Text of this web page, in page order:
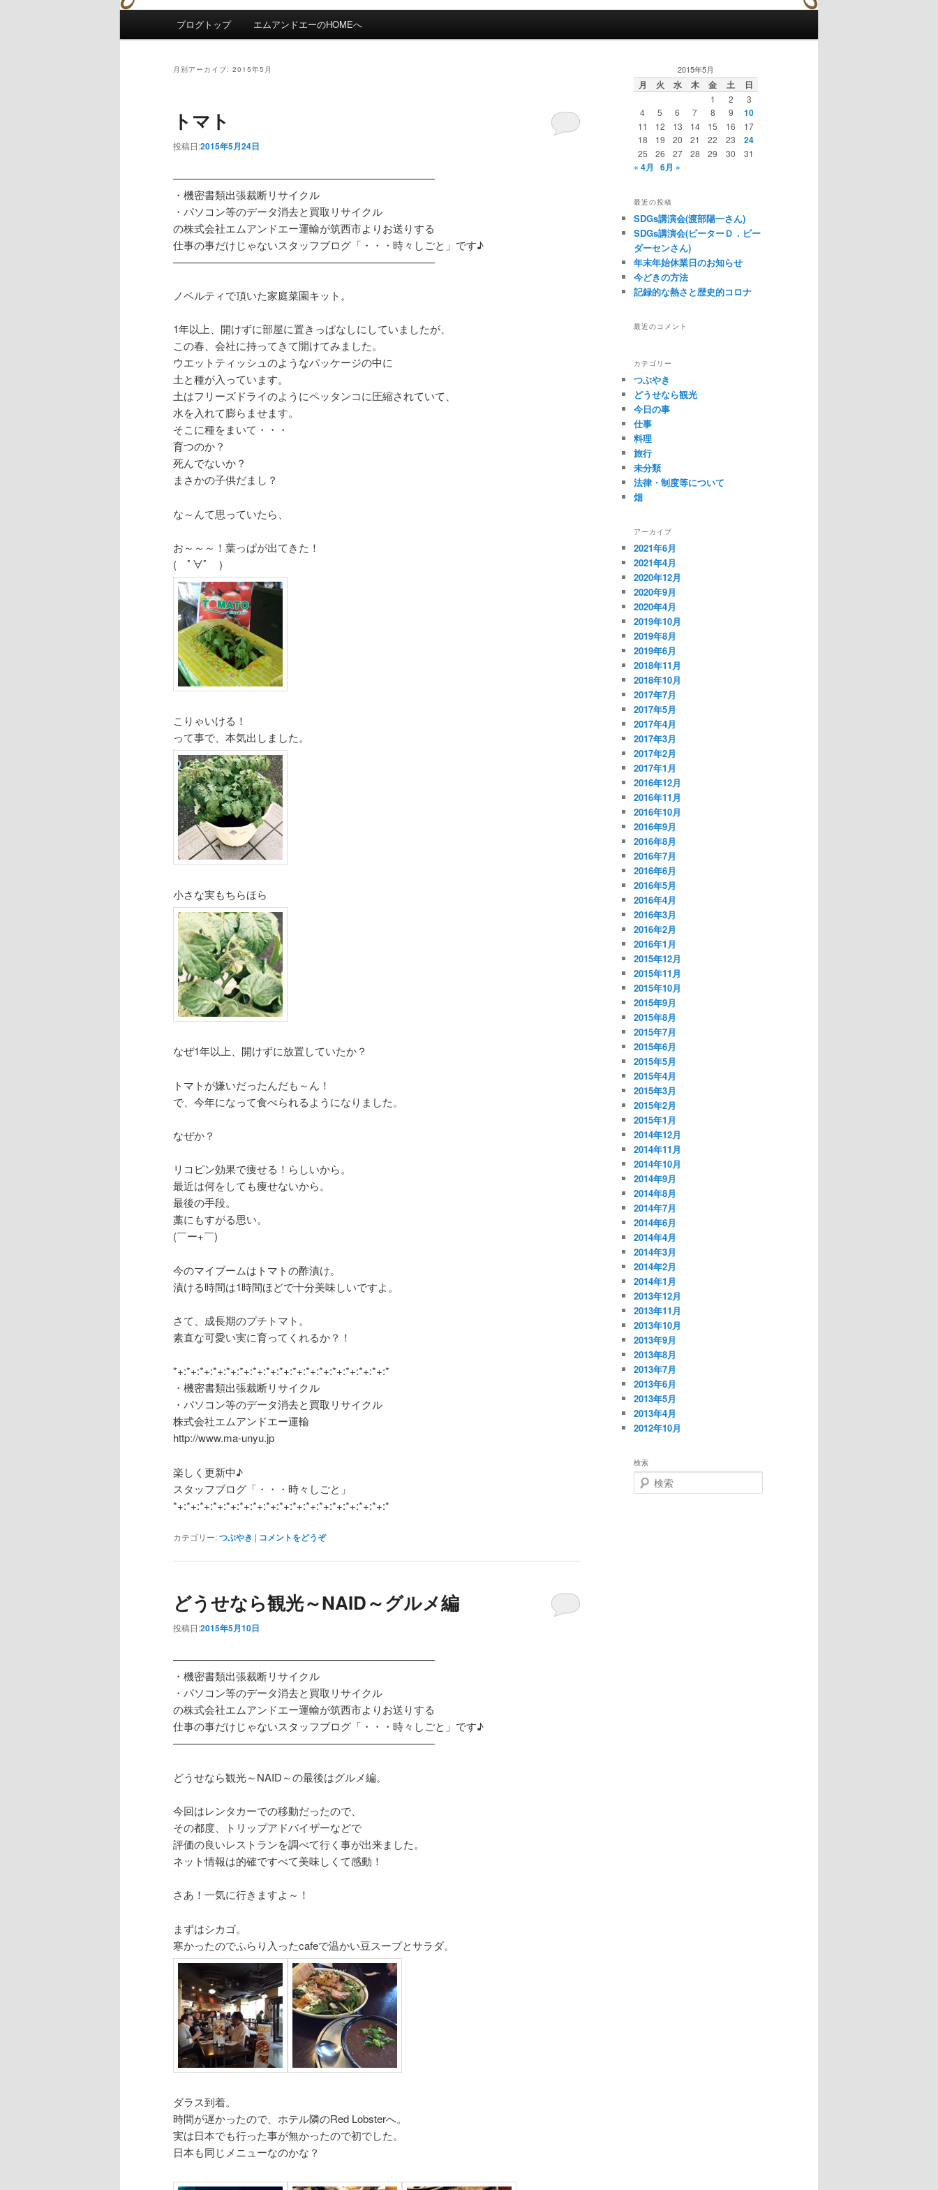
メインメニュー
メインコンテンツへ移動
サブコンテンツへ移動
ブログトップ エムアンドエーのHOMEへ
月別アーカイブ: 2015年5月
トマト
投稿日:2015年5月24日
—————————————————————————
・機密書類出張裁断リサイクル
・パソコン等のデータ消去と買取リサイクル
の株式会社エムアンドエー運輸が筑西市よりお送りする
仕事の事だけじゃないスタッフブログ「・・・時々しごと」です♪
—————————————————————————
ノベルティで頂いた家庭菜園キット。
1年以上、開けずに部屋に置きっぱなしにしていましたが、
この春、会社に持ってきて開けてみました。
ウエットティッシュのようなパッケージの中に
土と種が入っています。
土はフリーズドライのようにペッタンコに圧縮されていて、
水を入れて膨らませます。
そこに種をまいて・・・
育つのか？
死んでないか？
まさかの子供だまし？
な～んて思っていたら、
お～～～！葉っぱが出てきた！
( ﾟ∀ﾟ )
こりゃいける！
って事で、本気出しました。
小さな実もちらほら
なぜ1年以上、開けずに放置していたか？
トマトが嫌いだったんだも～ん！
で、今年になって食べられるようになりました。
なぜか？
リコピン効果で痩せる！らしいから。
最近は何をしても痩せないから。
最後の手段。
藁にもすがる思い。
(￣ー+￣)
今のマイブームはトマトの酢漬け。
漬ける時間は1時間ほどで十分美味しいですよ。
さて、成長期のプチトマト。
素直な可愛い実に育ってくれるか？！
*+:*+:*+:*+:*+:*+:*+:*+:*+:*+:*+:*+:*+:*+:*+:*+:*
・機密書類出張裁断リサイクル
・パソコン等のデータ消去と買取リサイクル
株式会社エムアンドエー運輸
http://www.ma-unyu.jp
楽しく更新中♪
スタッフブログ「・・・時々しごと」
*+:*+:*+:*+:*+:*+:*+:*+:*+:*+:*+:*+:*+:*+:*+:*+:*
カテゴリー:つぶやき | コメントをどうぞ
どうせなら観光～NAID～グルメ編
投稿日:2015年5月10日
—————————————————————————
・機密書類出張裁断リサイクル
・パソコン等のデータ消去と買取リサイクル
の株式会社エムアンドエー運輸が筑西市よりお送りする
仕事の事だけじゃないスタッフブログ「・・・時々しごと」です♪
—————————————————————————
どうせなら観光～NAID～の最後はグルメ編。
今回はレンタカーでの移動だったので、
その都度、トリップアドバイザーなどで
評価の良いレストランを調べて行く事が出来ました。
ネット情報は的確ですべて美味しくて感動！
さあ！一気に行きますよ～！
まずはシカゴ。
寒かったのでふらり入ったcafeで温かい豆スープとサラダ。
ダラス到着。
時間が遅かったので、ホテル隣のRed Lobsterへ。
実は日本でも行った事が無かったので初でした。
日本も同じメニューなのかな？
2015年5月
月 火 水 木 金 土 日
1 2
3
4
5 6 7 8 9 10
11 12 13 14 15 16
17
18
19 20 21 22 23 24
25 26 27 28 29 30 31
« 4月 6月 »
最近の投稿
SDGs講演会(渡部陽一さん)
SDGs講演会(ピーターＤ．ピー
ダーセンさん)
年末年始休業日のお知らせ
今どきの方法
記録的な熱さと歴史的コロナ
最近のコメント
カテゴリー
つぶやき
どうせなら観光
今日の事
仕事
料理
旅行
未分類
法律・制度等について
畑
アーカイブ
2021年6月
2021年4月
2020年12月
2020年9月
2020年4月
2019年10月
2019年8月
2019年6月
2018年11月
2018年10月
2017年7月
2017年5月
2017年4月
2017年3月
2017年2月
2017年1月
2016年12月
2016年11月
2016年10月
2016年9月
2016年8月
2016年7月
2016年6月
2016年5月
2016年4月
2016年3月
2016年2月
2016年1月
2015年12月
2015年11月
2015年10月
2015年9月
2015年8月
2015年7月
2015年6月
2015年5月
2015年4月
2015年3月
2015年2月
2015年1月
2014年12月
2014年11月
2014年10月
2014年9月
2014年8月
2014年7月
2014年6月
2014年4月
2014年3月
2014年2月
2014年1月
2013年12月
2013年11月
2013年10月
2013年9月
2013年8月
2013年7月
2013年6月
2013年5月
2013年4月
2012年10月
検索
検索